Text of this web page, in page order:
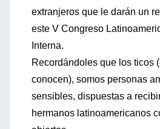
extranjeros que le darán un
este V Congreso
Interna.
Recordándoles que los ticos
conocen), somos personas
sensibles, dispuestas a
hermanos latinoamericanos